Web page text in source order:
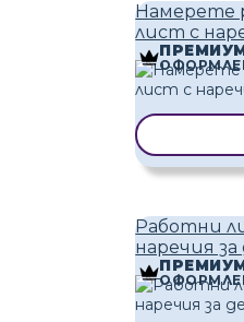
Намерете
лист с
Работни
наречия за